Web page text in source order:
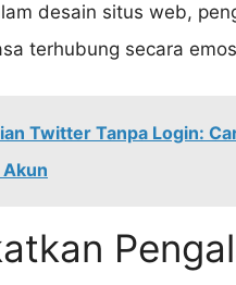
desain situs web,
terhubung secara
Twitter Tanpa Login: